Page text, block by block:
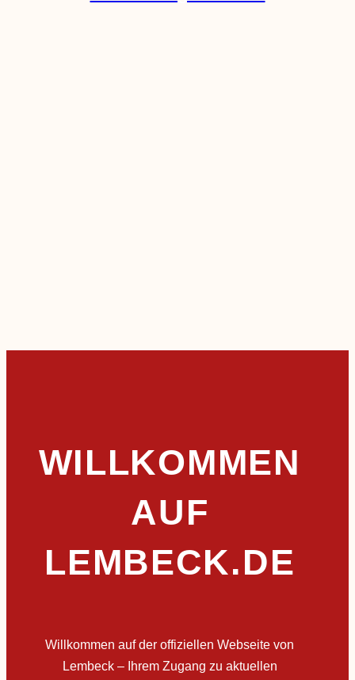
WILLKOMMEN
AUF
LEMBECK.DE
Willkommen auf der offiziellen Webseite von
Lembeck – Ihrem Zugang zu aktuellen